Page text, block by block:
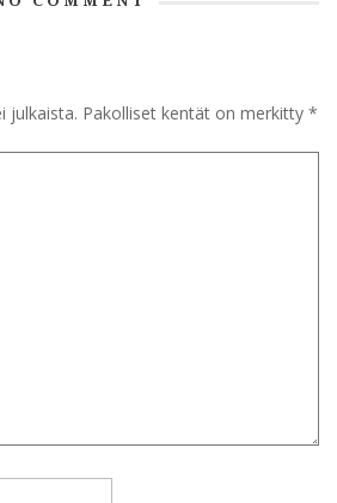
julkaista. Pakolliset kentät on merkitty *